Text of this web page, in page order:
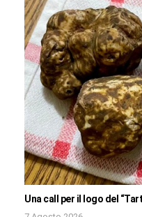
Una call per il logo del